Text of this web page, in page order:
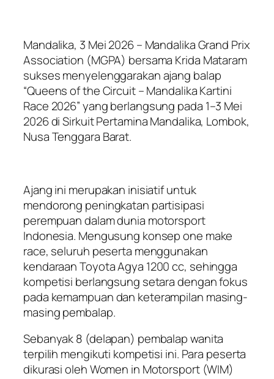
Mandalika, 3 Mei 2026 – Mandalika Grand Prix
Association (MGPA) bersama Krida Mataram
sukses menyelenggarakan ajang balap
“Queens of the Circuit – Mandalika Kartini
Race 2026” yang berlangsung pada 1–3 Mei
2026 di Sirkuit Pertamina Mandalika, Lombok,
Nusa Tenggara Barat.
Ajang ini merupakan inisiatif untuk
mendorong peningkatan partisipasi
perempuan dalam dunia motorsport
Indonesia. Mengusung konsep one make
race, seluruh peserta menggunakan
kendaraan Toyota Agya 1200 cc, sehingga
kompetisi berlangsung setara dengan fokus
pada kemampuan dan keterampilan masing-
masing pembalap.
Sebanyak 8 (delapan) pembalap wanita
terpilih mengikuti kompetisi ini. Para peserta
dikurasi oleh Women in Motorsport (WIM)